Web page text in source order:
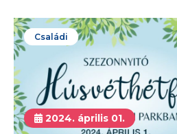
Családi
2024. április 01.